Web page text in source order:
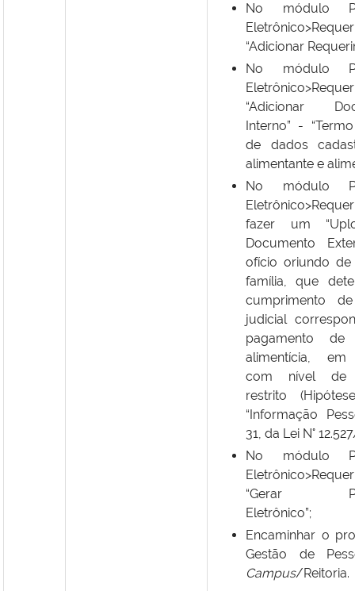
No módulo
“Adicionar
No módulo
“Adicionar
Interno” -
de dados
alimentante e
No módulo
fazer um
Documento
ofício oriundo
família, que
cumprimento
judicial
pagamento de
alimentícia, em
com nível de
restrito
“Informação
31, da Lei N°
No módulo
“Gerar
Eletrônico”;
Encaminhar o
Gestão de
Campus/Reitoria.